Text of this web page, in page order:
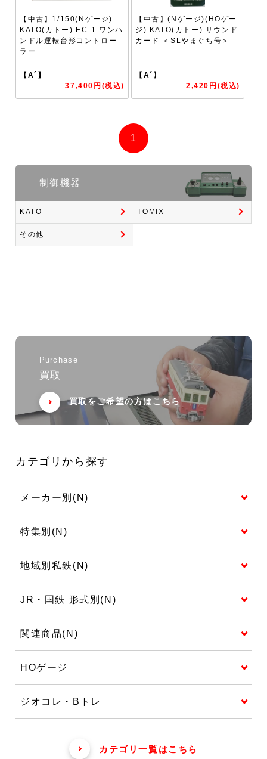
【中古】1/150(Nゲージ)
KATO(カトー) EC-1 ワンハ
ンドル運転台形コントロー
ラー
【A´】
37,400円(税込)
【中古】(Nゲージ)(HOゲー
ジ) KATO(カトー) サウンド
カード ＜SLやまぐち号＞
【A´】
2,420円(税込)
1
制御機器
KATO TOMIX
その他
Purchase
買取
買取をご希望の方はこちら
カテゴリから探す
メーカー別(N)
特集別(N)
地域別私鉄(N)
JR・国鉄 形式別(N)
関連商品(N)
HOゲージ
ジオコレ・Bトレ
カテゴリ一覧はこちら